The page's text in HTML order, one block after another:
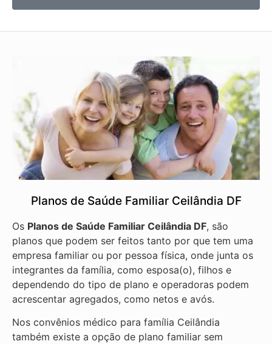
Planos de Saúde Familiar Ceilândia DF
Os Planos de Saúde Familiar Ceilândia DF, são
planos que podem ser feitos tanto por que tem uma
empresa familiar ou por pessoa física, onde junta os
integrantes da família, como esposa(o), filhos e
dependendo do tipo de plano e operadoras podem
acrescentar agregados, como netos e avós.
Nos convênios médico para família Ceilândia
também existe a opção de plano familiar sem